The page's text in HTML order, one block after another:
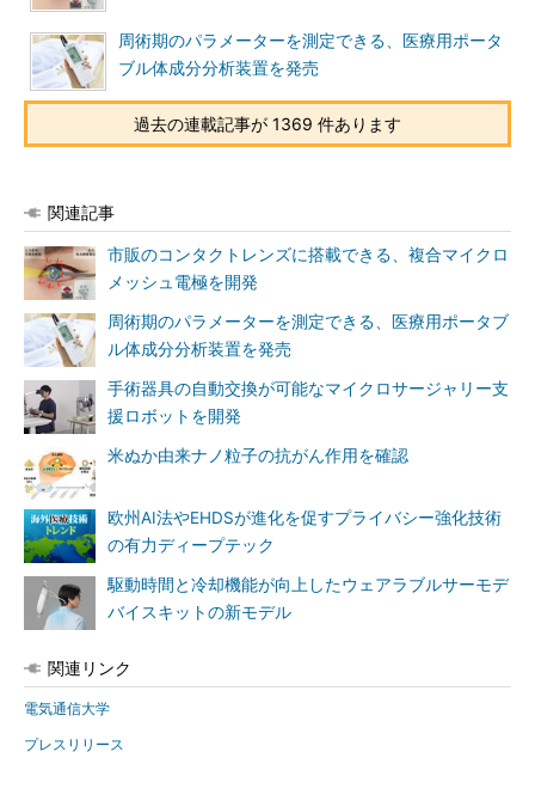
周術期のパラメーターを測定できる、医療用ポータ
ブル体成分分析装置を発売
過去の連載記事が 1369 件あります
関連記事
市販のコンタクトレンズに搭載できる、複合マイクロ
メッシュ電極を開発
周術期のパラメーターを測定できる、医療用ポータブ
ル体成分分析装置を発売
手術器具の自動交換が可能なマイクロサージャリー支
援ロボットを開発
米ぬか由来ナノ粒子の抗がん作用を確認
欧州AI法やEHDSが進化を促すプライバシー強化技術
の有力ディープテック
駆動時間と冷却機能が向上したウェアラブルサーモデ
バイスキットの新モデル
関連リンク
電気通信大学
プレスリリース